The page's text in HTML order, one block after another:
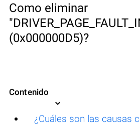
Como eliminar
(0x000000D5)?
Contenido
¿Cuáles son las causas